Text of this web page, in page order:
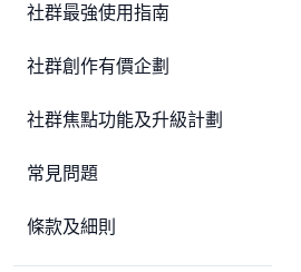
社群最強使用指南
社群創作有價企劃
社群焦點功能及升級計劃
常見問題
條款及細則